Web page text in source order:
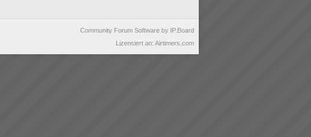
Community Forum Software by IP.Board
Lizensiert an: Airtimers.com